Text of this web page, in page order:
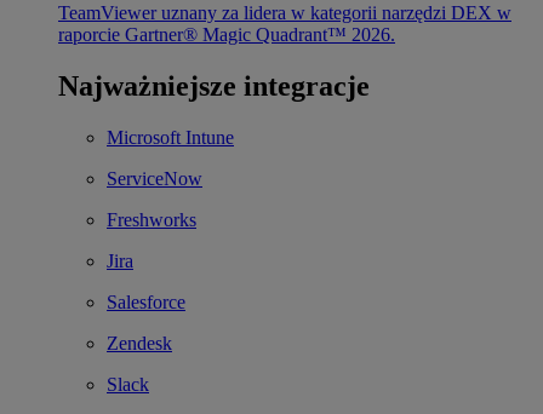
TeamViewer uznany za lidera w kategorii narzędzi DEX w
raporcie Gartner® Magic Quadrant™ 2026.
Najważniejsze integracje
Microsoft Intune
ServiceNow
Freshworks
Jira
Salesforce
Zendesk
Slack